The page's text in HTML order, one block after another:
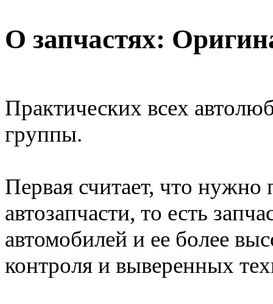
О запчастях:
Практических всех
группы.
Первая считает, что
автозапчасти, то есть
автомобилей и ее более
контроля и выверенных